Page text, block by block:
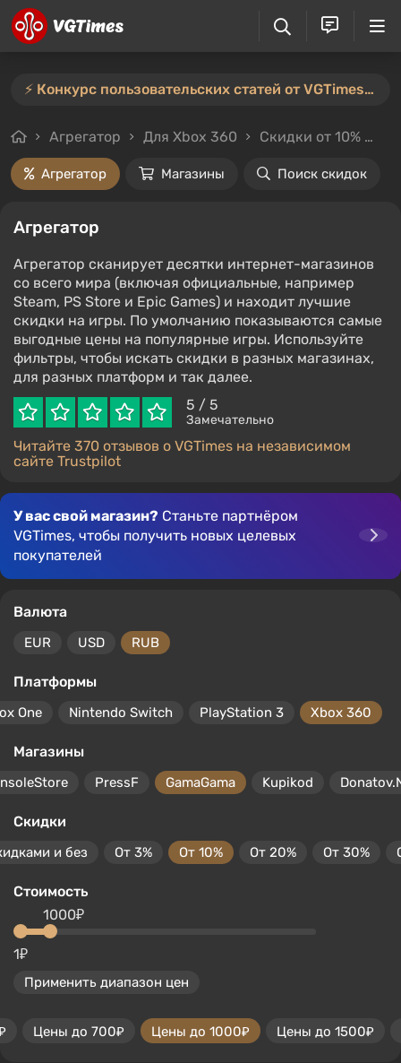
⚡️ Конкурс пользовательских статей от VGTimes продлён — участвуйте тут ⚡️
Агрегатор Для Xbox 360 Скидки от 10%
Агрегатор Магазины Поиск скидок
Агрегатор
Агрегатор сканирует десятки интернет-магазинов
со всего мира (включая официальные, например
Steam, PS Store и Epic Games) и находит лучшие
скидки на игры. По умолчанию показываются самые
выгодные цены на популярные игры. Используйте
фильтры, чтобы искать скидки в разных магазинах,
для разных платформ и так далее.
5 / 5
Замечательно
Читайте 370 отзывов о VGTimes на независимом
сайте Trustpilot
У вас свой магазин? Станьте партнёром
VGTimes, чтобы получить новых целевых
покупателей
Валюта
EUR USD RUB
Платформы
One Nintendo Switch PlayStation 3 Xbox 360
Магазины
PressF GamaGama Kupikod
Скидки
и без От 3% От 10% От 20% От 30%
Стоимость
1₽
1000₽
Применить диапазон цен
Цены до 700₽ Цены до 1000₽ Цены до 1500₽